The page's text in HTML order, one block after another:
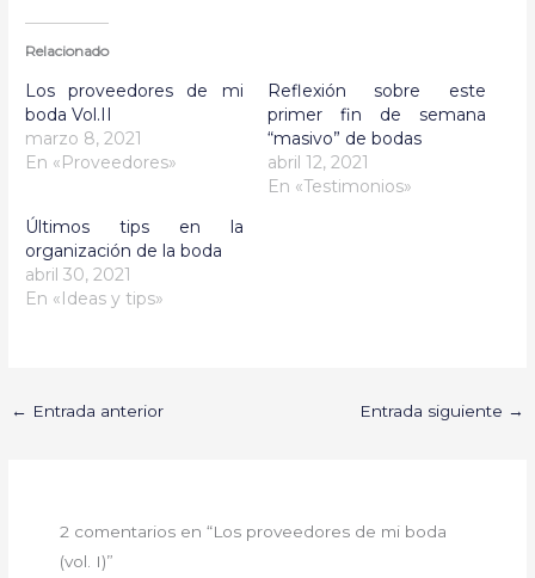
Relacionado
Los proveedores de mi
boda Vol.II
marzo 8, 2021
En «Proveedores»
Reflexión sobre este
primer fin de semana
“masivo” de bodas
abril 12, 2021
En «Testimonios»
Últimos tips en la
organización de la boda
abril 30, 2021
En «Ideas y tips»
← Entrada anterior Entrada siguiente →
2 comentarios en “Los proveedores de mi boda
(vol. I)”